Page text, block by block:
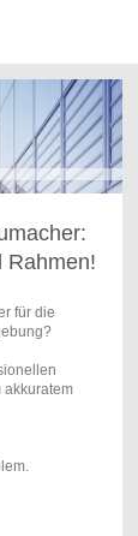
für die
akkuratem